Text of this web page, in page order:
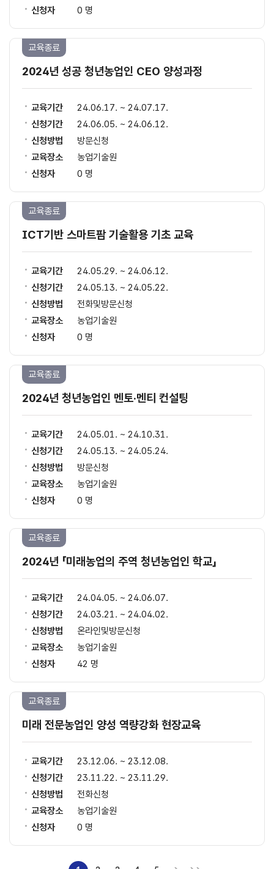
신청자
0 명
2024년 성공 청년농업인 CEO 양성과정
교육종료
교육기간
24.06.17. ~ 24.07.17.
신청기간
24.06.05. ~ 24.06.12.
신청방법
방문신청
교육장소
농업기술원
신청자
0 명
ICT기반 스마트팜 기술활용 기초 교육
교육종료
교육기간
24.05.29. ~ 24.06.12.
신청기간
24.05.13. ~ 24.05.22.
신청방법
전화및방문신청
교육장소
농업기술원
신청자
0 명
2024년 청년농업인 멘토·멘티 컨설팅
교육종료
교육기간
24.05.01. ~ 24.10.31.
신청기간
24.05.13. ~ 24.05.24.
신청방법
방문신청
교육장소
농업기술원
신청자
0 명
2024년 「미래농업의 주역 청년농업인 학교」
교육종료
교육기간
24.04.05. ~ 24.06.07.
신청기간
24.03.21. ~ 24.04.02.
신청방법
온라인및방문신청
교육장소
농업기술원
신청자
42 명
미래 전문농업인 양성 역량강화 현장교육
교육종료
교육기간
23.12.06. ~ 23.12.08.
신청기간
23.11.22. ~ 23.11.29.
신청방법
전화신청
교육장소
농업기술원
신청자
0 명